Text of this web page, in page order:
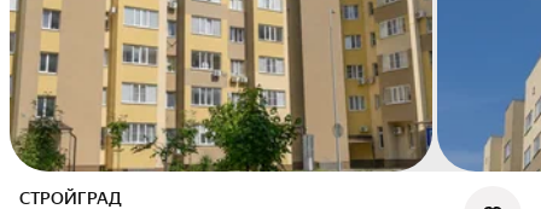
СТРОЙГРАД